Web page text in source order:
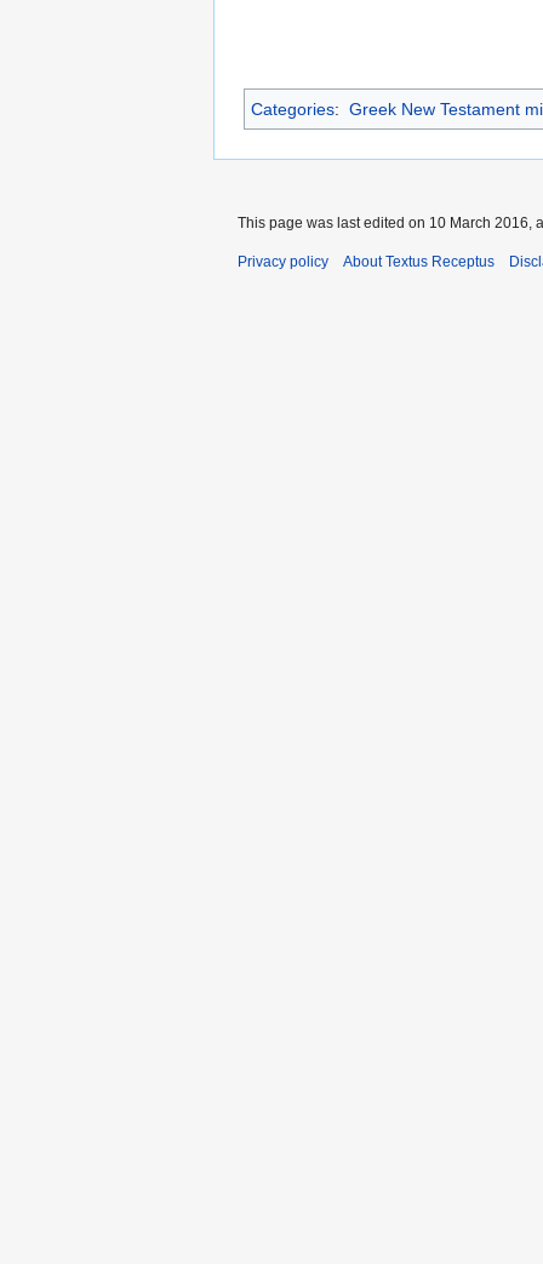
Categories: Greek New Testament
This page was last edited on 10 March 2016,
Privacy policy About Textus Receptus